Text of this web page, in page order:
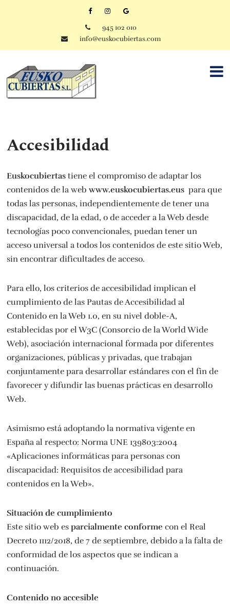
945 102 010
info@euskocubiertas.com
Accesibilidad
Euskocubiertas tiene el compromiso de adaptar los
contenidos de la webwww.euskocubiertas.eus para que
todas las personas, independientemente de tener una
discapacidad, de la edad, o de acceder a la Web desde
tecnologías poco convencionales, puedan tener un
acceso universal a todos los contenidos de este sitio Web,
sin encontrar dificultades de acceso.
Para ello, los criterios de accesibilidad implican el
cumplimiento de las Pautas de Accesibilidad al
Contenido en la Web 1.0, en su nivel doble-A,
establecidas por el W3C (Consorcio de la World Wide
Web), asociación internacional formada por diferentes
organizaciones, públicas y privadas, que trabajan
conjuntamente para desarrollar estándares con el fin de
favorecer y difundir las buenas prácticas en desarrollo
Web.
Asimismo está adoptando la normativa vigente en
España al respecto: Norma UNE 139803:2004
«Aplicaciones informáticas para personas con
discapacidad: Requisitos de accesibilidad para
contenidos en la Web».
Situación de cumplimiento
Este sitio web esparcialmente conforme con el Real
Decreto 1112/2018, de 7 de septiembre, debido a la falta de
conformidad de los aspectos que se indican a
continuación.
Contenido no accesible